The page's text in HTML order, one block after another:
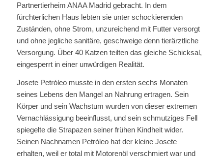
Partnertierheim ANAA Madrid gebracht. In dem
fürchterlichen Haus lebten sie unter schockierenden
Zuständen, ohne Strom, unzureichend mit Futter versorgt
und ohne jegliche sanitäre, geschweige denn tierärztliche
Versorgung. Über 40 Katzen teilten das gleiche Schicksal,
eingesperrt in einer unwürdigen Realität.
Josete Petróleo musste in den ersten sechs Monaten
seines Lebens den Mangel an Nahrung ertragen. Sein
Körper und sein Wachstum wurden von dieser extremen
Vernachlässigung beeinflusst, und sein schmutziges Fell
spiegelte die Strapazen seiner frühen Kindheit wider.
Seinen Nachnamen Petróleo hat der kleine Josete
erhalten, weil er total mit Motorenöl verschmiert war und